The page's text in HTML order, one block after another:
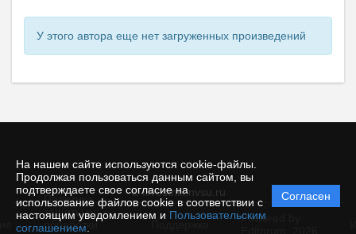
На нашем сайте используются cookie-файлы.
Продолжая пользоваться данным сайтом, вы
подтверждаете свое согласие на
использование файлов cookie в соответствии с
настоящим уведомлением и Пользовательским
соглашением
Согласен
У этого автора еще нет загруженных произведений
© filvestnik.nvsu.ru
Политика
защиты и
обработки
Powered by